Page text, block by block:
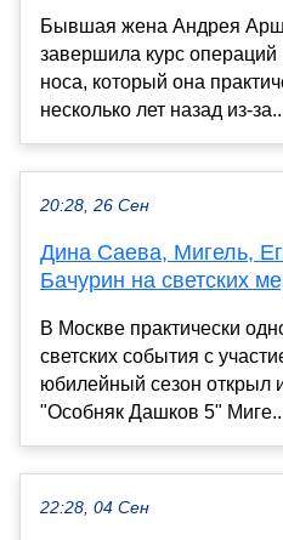
Бывшая жена Андрея
завершила курс
носа, который она
несколько лет назад из-
20:28, 26 Сен
Дина Саева, Мигель,
Бачурин на светских
В Москве практически
светских события с
юбилейный сезон открыл
"Особняк Дашков 5"
22:28, 04 Сен